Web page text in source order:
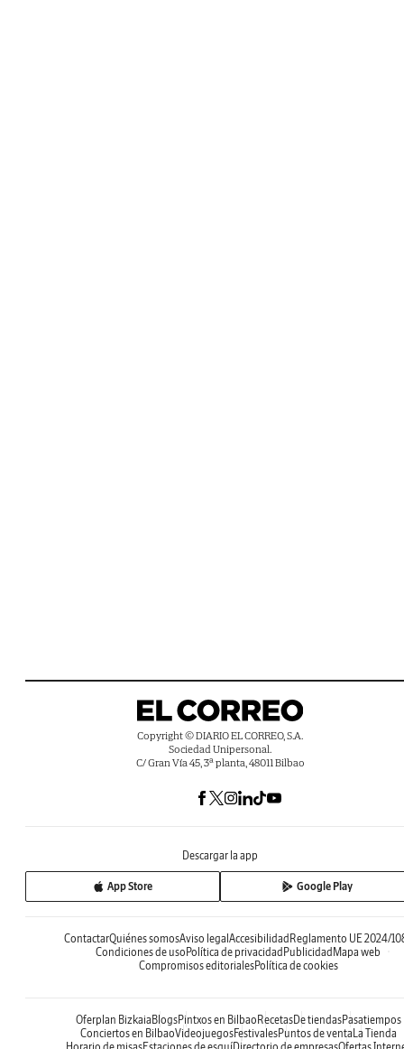
Copyright © DIARIO EL CORREO, S.A.
Sociedad Unipersonal.
C/ Gran Vía 45, 3ª planta, 48011 Bilbao
Descargar la app
App Store Google Play
ContactarQuiénes somosAviso legalAccesibilidadReglamento UE 2024/
Condiciones de usoPolítica de privacidadPublicidadMapa web
Compromisos editorialesPolítica de cookies
Oferplan BizkaiaBlogsPintxos en BilbaoRecetasDe tiendasPasatiempos
Conciertos en BilbaoVideojuegosFestivalesPuntos de ventaLa Tienda